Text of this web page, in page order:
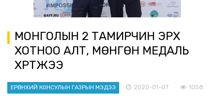
МОНГОЛЫН 2 ТАМИРЧИН ЭРХҮҮ
ХОТНОО АЛТ, МӨНГӨН МЕДАЛЬ
ХҮРТЖЭЭ
ЕРӨНХИЙ КОНСУЛЫН ГАЗРЫН МЭДЭЭ 2020-01-07 1058